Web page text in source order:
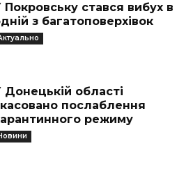
Покровську стався вибух в
з багатоповерхівок
Донецькій області
послаблення
режиму